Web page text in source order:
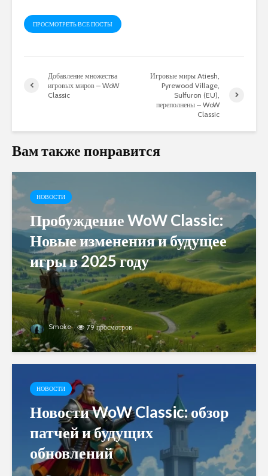
ПРОСМОТРЕТЬ ВСЕ ПОСТЫ
Добавление множества
игровых миров – WoW
Classic
Игровые миры Atiesh,
Pyrewood Village,
Sulfuron (EU),
переполнены – WoW
Classic
Вам также понравится
НОВОСТИ
Пробуждение WoW Classic:
Новые изменения и будущее
игры в 2025 году
Smoke 79 просмотров
НОВОСТИ
Новости WoW Classic: обзор
патчей и будущих
обновлений